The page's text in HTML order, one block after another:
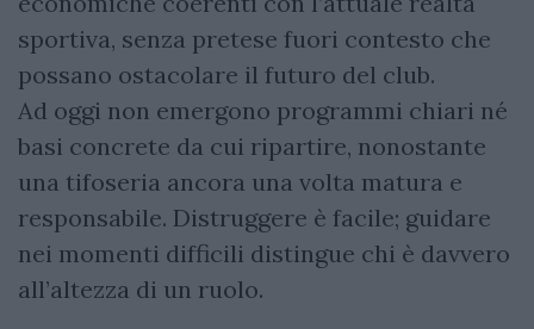
sportiva, senza pretese fuori contesto che
possano ostacolare il futuro del club.
Ad oggi non emergono programmi chiari né
basi concrete da cui ripartire, nonostante
una tifoseria ancora una volta matura e
responsabile. Distruggere è facile; guidare
nei momenti difficili distingue chi è davvero
all’altezza di un ruolo.